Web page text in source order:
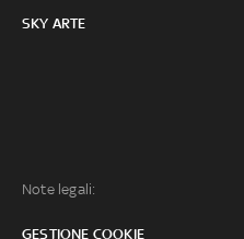
SKY ARTE
Note legali:
GESTIONE COOKIE